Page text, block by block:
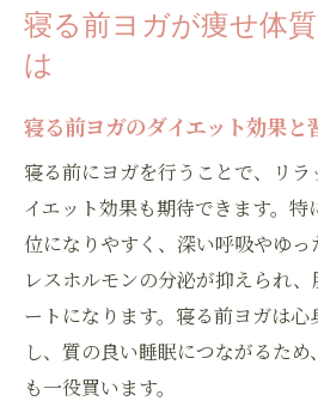
寝る前ヨガが痩せ体
は
寝る前ヨガのダイエット効果と
寝る前にヨガを行うことで、リ
イエット効果も期待できます。
位になりやすく、深い呼吸やゆ
レスホルモンの分泌が抑えられ
ートになります。寝る前ヨガは心
し、質の良い睡眠につながるた
も一役買います。